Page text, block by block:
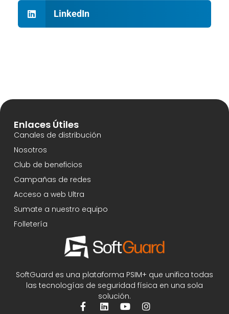
LinkedIn
SoftGuard es una plataforma PSIM+ que unifica todas
las tecnologías de seguridad física en una sola
solución.
Enlaces Útiles
Canales de distribución
Nosotros
Club de beneficios
Campañas de redes
Acceso a web Ultra
Sumate a nuestro equipo
Folletería